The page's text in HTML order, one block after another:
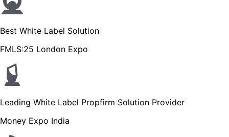
Best White Label Solution
FMLS:25 London Expo
Leading White Label Propfirm Solution Provider
Money Expo India